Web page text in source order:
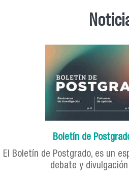
Boletín de
El Boletín de Postgrado, es un
debate y